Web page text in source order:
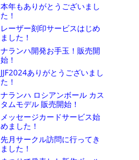
本年もありがとうございまし
た！
レーザー刻印サービスはじめ
ました！
ナランハ開発お手玉！販売開
始！
JJF2024ありがとうございまし
た！
ナランハ ロシアンボール カス
タムモデル 販売開始！
メッセージカードサービス始
めました！
先月サークル訪問に行ってき
ました！